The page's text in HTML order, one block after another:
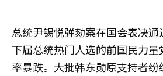
总统尹锡悦弹劾案在国会表决
下届总统热门人选的前国民力
率暴跌。大批韩东勋原支持者